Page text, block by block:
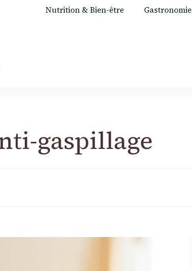
Nutrition & Bien-être Gastronomie
gaspillage